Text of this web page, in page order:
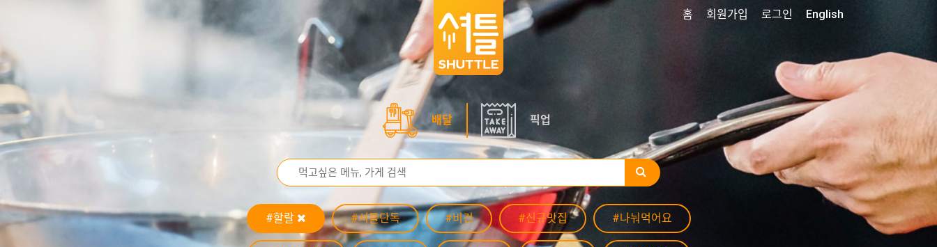
배달 픽업
#할랄 #셔틀단독 #비건 #신규맛집 #나눠먹어요
홈 회원가입 로그인 English